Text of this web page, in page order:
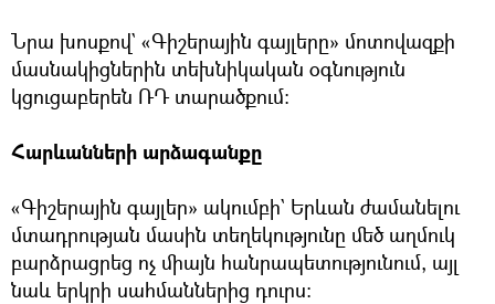
Նրա խոսքով` «Գիշերային գայլերը» մոտովազքի
մասնակիցներին տեխնիկական օգնություն
կցուցաբերեն ՌԴ տարածքում։
Հարևանների արձագանքը
«Գիշերային գայլեր» ակումբի` Երևան ժամանելու
մտադրության մասին տեղեկությունը մեծ աղմուկ
բարձրացրեց ոչ միայն հանրապետությունում, այլ
նաև երկրի սահմաններից դուրս։